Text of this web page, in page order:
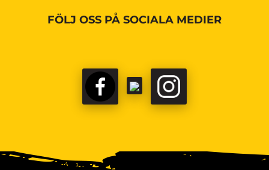
FÖLJ OSS PÅ SOCIALA MEDIER